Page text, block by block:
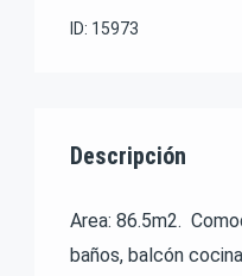
ID: 15973
Descripción
Area: 86.5m2.
baños, balcón